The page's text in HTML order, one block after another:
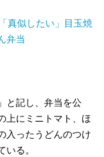
真似したい」目玉焼
弁当
と記し、弁当を公
上にミニトマト、ほ
入ったうどんのつけ
る。